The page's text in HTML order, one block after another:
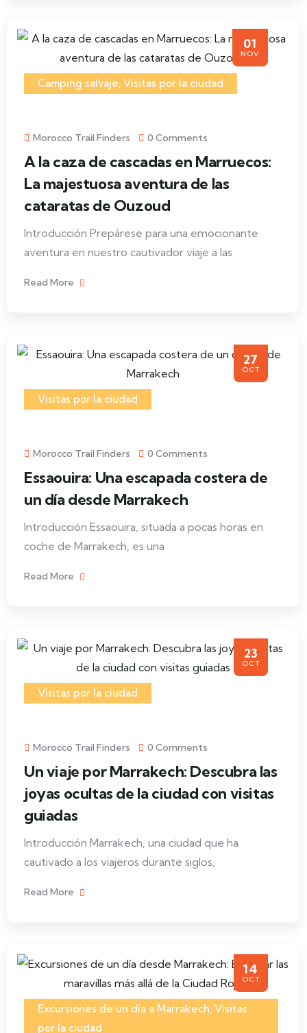
01
NOV
Camping salvaje, Visitas por la ciudad
Morocco Trail Finders 0 Comments
A la caza de cascadas en Marruecos:
La majestuosa aventura de las
cataratas de Ouzoud
Introducción Prepárese para una emocionante
aventura en nuestro cautivador viaje a las
Read More
27
OCT
Visitas por la ciudad
Morocco Trail Finders 0 Comments
Essaouira: Una escapada costera de
un día desde Marrakech
Introducción Essaouira, situada a pocas horas en
coche de Marrakech, es una
Read More
23
OCT
Visitas por la ciudad
Morocco Trail Finders 0 Comments
Un viaje por Marrakech: Descubra las
joyas ocultas de la ciudad con visitas
guiadas
Introducción Marrakech, una ciudad que ha
cautivado a los viajeros durante siglos,
Read More
14
OCT
Excursiones de un día a Marrakech, Visitas
por la ciudad